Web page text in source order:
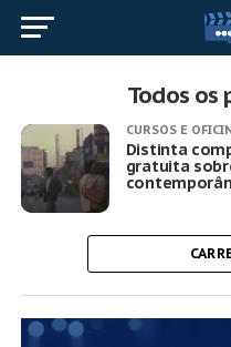
Todos os
CURSOS E
Distinta
gratuita